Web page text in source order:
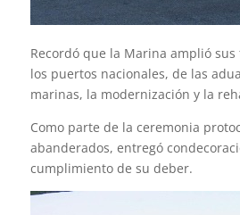
Recordó que la Marina amplió
los puertos nacionales, de las
marinas, la modernización y la
Como parte de la ceremonia
abanderados, entregó
cumplimiento de su deber.